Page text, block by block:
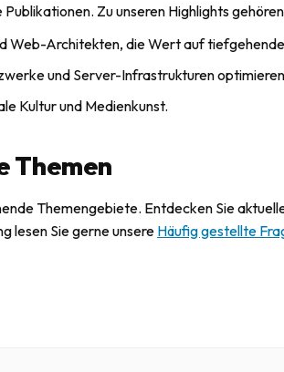
Zu unseren Highlights
Web-Architekten, die Wert auf
und Server-Infrastrukturen
Kultur und Medienkunst.
Themen
Themengebiete. Entdecken Sie
lesen Sie gerne unsereHäufig gestellte